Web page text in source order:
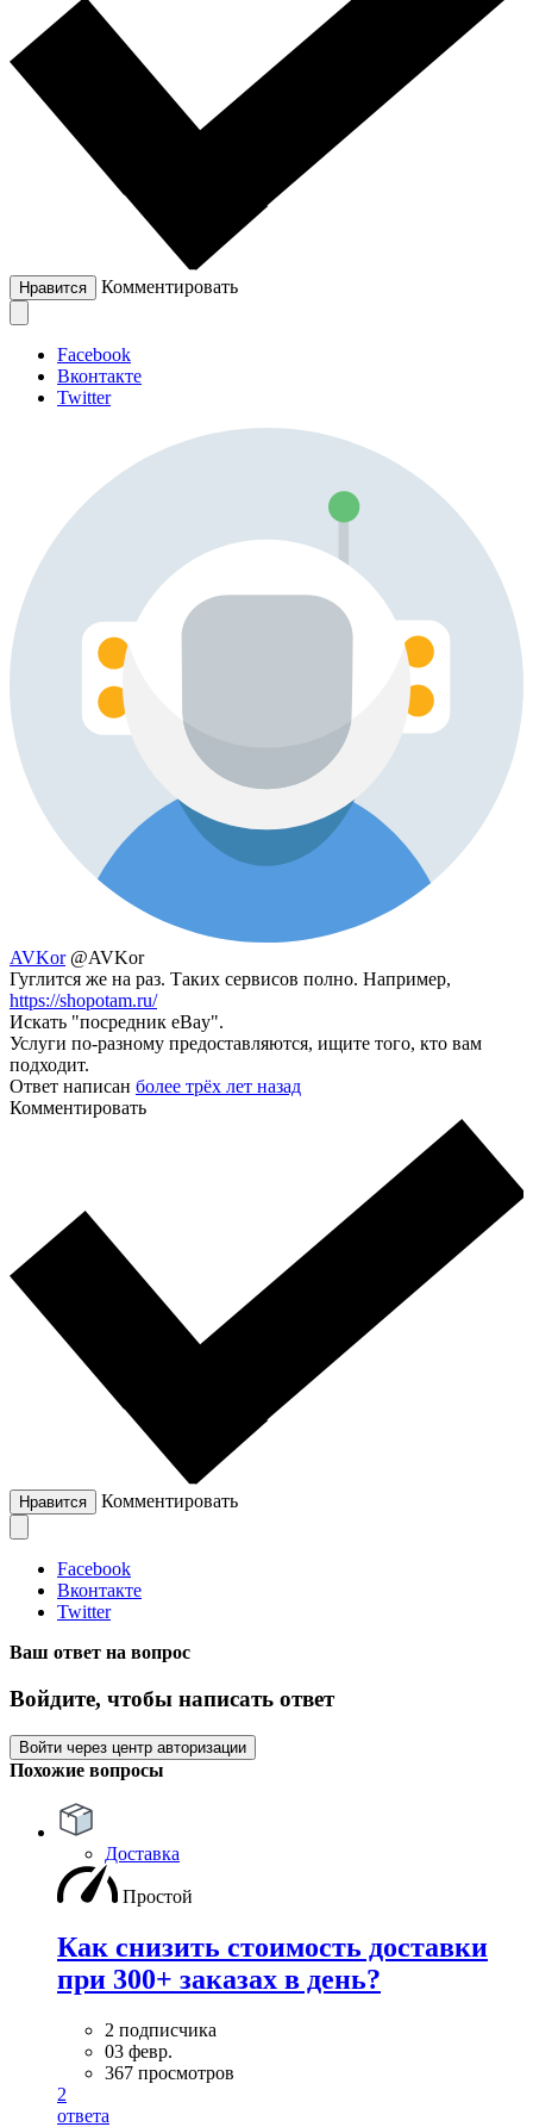
Нравится Комментировать
Facebook
Вконтакте
Twitter
AVKor @AVKor
Гуглится же на раз. Таких сервисов полно. Например,
https://shopotam.ru/
Искать "посредник eBay".
Услуги по-разному предоставляются, ищите того, кто вам
подходит.
Ответ написан более трёх лет назад
Комментировать
Нравится Комментировать
Facebook
Вконтакте
Twitter
Ваш ответ на вопрос
Войдите, чтобы написать ответ
Войти через центр авторизации
Похожие вопросы
Доставка
Простой
Как снизить стоимость доставки
при 300+ заказах в день?
2 подписчика
03 февр.
367 просмотров
2
ответа